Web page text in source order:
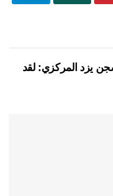
يزد المركزي: لقد